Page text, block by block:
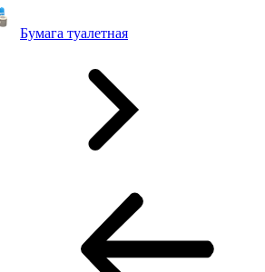
Бумага туалетная